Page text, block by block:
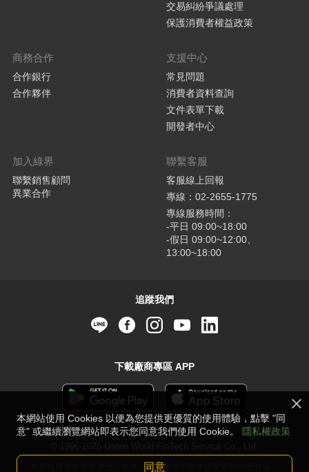
交易糾紛爭議處理
保護消費者權益政策
商務合作
合作銀行
合作夥伴
支援中心
常見問題
消費者資料查詢
文件表單下載
開發者中心
加入綠界
聯繫銷售顧問
異業合作
聯繫客服
客服線上回報
專線：02-2655-1775
專線服務時間：
-平日 09:00~18:00
-假日 09:00~12:00、
13:00~18:00
追蹤我們
下載廠商專區 APP
本網站適用於最新瀏覽器版本，若並非適用版本請更新您的瀏覽器。
本網站使用 Cookies 以便為您提供更優質的使用體驗，點擊 "同
意" 或繼續瀏覽網站即表示您同意我們使用 Cookie。
隱私權政策
同意